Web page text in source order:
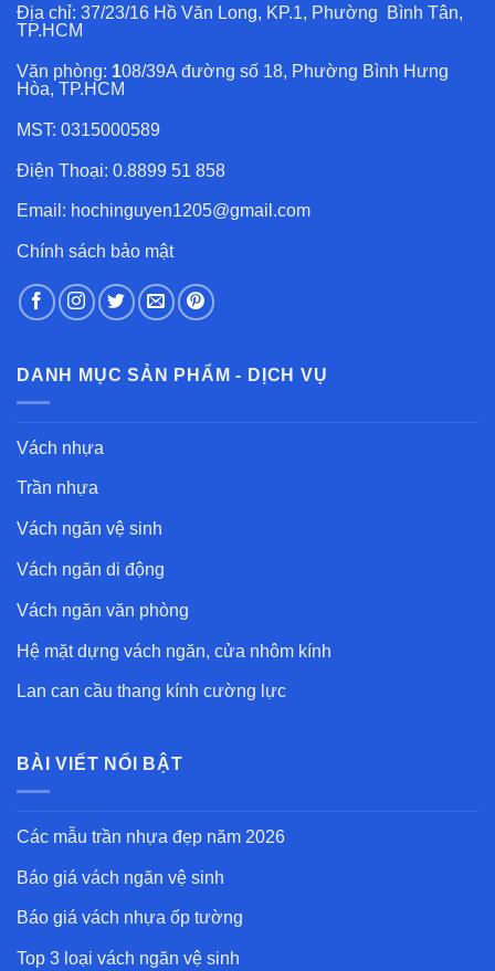
Địa chỉ: 37/23/16 Hồ Văn Long, KP.1, Phường Bình Tân,
TP.HCM
Văn phòng: 108/39A đường số 18, Phường Bình Hưng
Hòa, TP.HCM
MST: 0315000589
Điện Thoại: 0.8899 51 858
Email: hochinguyen1205@gmail.com
Chính sách bảo mật
DANH MỤC SẢN PHẨM - DỊCH VỤ
Vách nhựa
Trần nhựa
Vách ngăn vệ sinh
Vách ngăn di động
Vách ngăn văn phòng
Hệ mặt dựng vách ngăn, cửa nhôm kính
Lan can cầu thang kính cường lực
BÀI VIẾT NỔI BẬT
Các mẫu trần nhựa đẹp năm 2026
Báo giá vách ngăn vệ sinh
Báo giá vách nhựa ốp tường
Top 3 loại vách ngăn vệ sinh